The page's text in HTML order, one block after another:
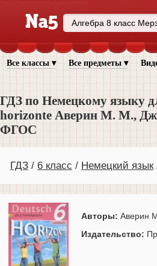
Все классы ▾ Все предметы ▾
ГДЗ по Немецкому языку
horizonte Аверин М. М.,
ФГОС
ГДЗ 6 класс Немецкий язык
Авторы: Аверин
Издательство: